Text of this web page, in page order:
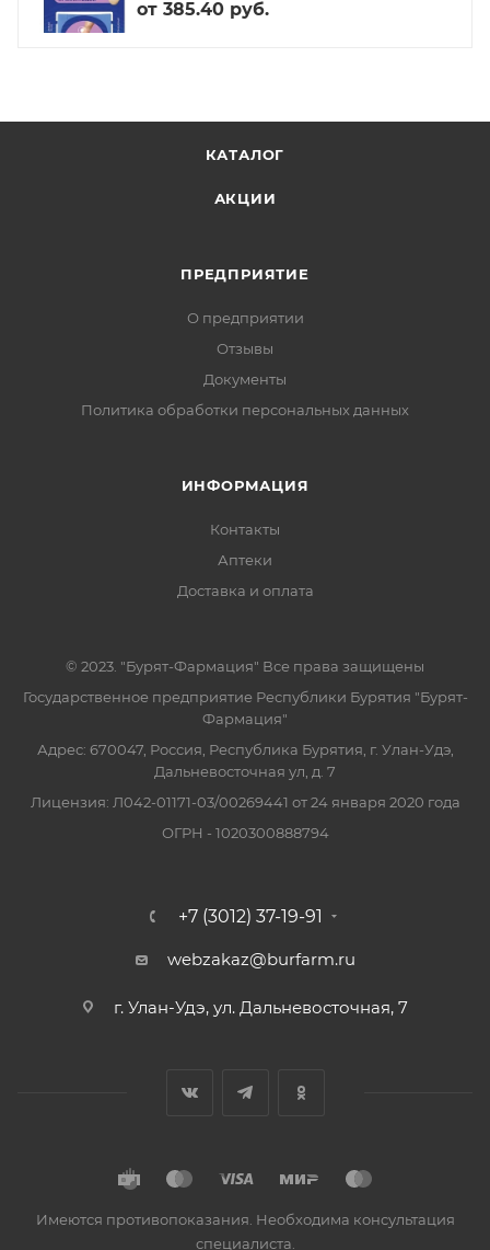
от 385.40 руб.
КАТАЛОГ
АКЦИИ
ПРЕДПРИЯТИЕ
О предприятии
Отзывы
Документы
Политика обработки персональных данных
ИНФОРМАЦИЯ
Контакты
Аптеки
Доставка и оплата
© 2023. "Бурят-Фармация" Все права защищены
Государственное предприятие Республики Бурятия "Бурят-
Фармация"
Адрес: 670047, Россия, Республика Бурятия, г. Улан-Удэ,
Дальневосточная ул, д. 7
Лицензия: Л042-01171-03/00269441 от 24 января 2020 года
ОГРН - 1020300888794
+7 (3012) 37-19-91
webzakaz@burfarm.ru
г. Улан-Удэ, ул. Дальневосточная, 7
Имеются противопоказания. Необходима консультация
специалиста.